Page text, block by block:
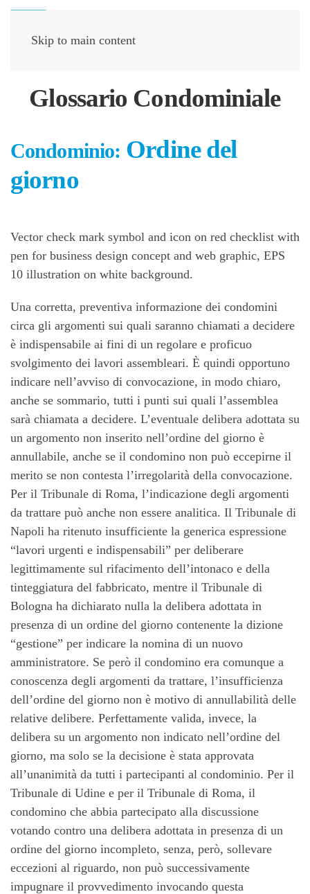
Skip to main content
Glossario Condominiale
Condominio: Ordine del
giorno
Vector check mark symbol and icon on red checklist with
pen for business design concept and web graphic, EPS
10 illustration on white background.
Una corretta, preventiva informazione dei condomini
circa gli argomenti sui quali saranno chiamati a decidere
è indispensabile ai fini di un regolare e proficuo
svolgimento dei lavori assembleari. È quindi opportuno
indicare nell’avviso di convocazione, in modo chiaro,
anche se sommario, tutti i punti sui quali l’assemblea
sarà chiamata a decidere. L’eventuale delibera adottata su
un argomento non inserito nell’ordine del giorno è
annullabile, anche se il condomino non può eccepirne il
merito se non contesta l’irregolarità della convocazione.
Per il Tribunale di Roma, l’indicazione degli argomenti
da trattare può anche non essere analitica. Il Tribunale di
Napoli ha ritenuto insufficiente la generica espressione
“lavori urgenti e indispensabili” per deliberare
legittimamente sul rifacimento dell’intonaco e della
tinteggiatura del fabbricato, mentre il Tribunale di
Bologna ha dichiarato nulla la delibera adottata in
presenza di un ordine del giorno contenente la dizione
“gestione” per indicare la nomina di un nuovo
amministratore. Se però il condomino era comunque a
conoscenza degli argomenti da trattare, l’insufficienza
dell’ordine del giorno non è motivo di annullabilità delle
relative delibere. Perfettamente valida, invece, la
delibera su un argomento non indicato nell’ordine del
giorno, ma solo se la decisione è stata approvata
all’unanimità da tutti i partecipanti al condominio. Per il
Tribunale di Udine e per il Tribunale di Roma, il
condomino che abbia partecipato alla discussione
votando contro una delibera adottata in presenza di un
ordine del giorno incompleto, senza, però, sollevare
eccezioni al riguardo, non può successivamente
impugnare il provvedimento invocando questa